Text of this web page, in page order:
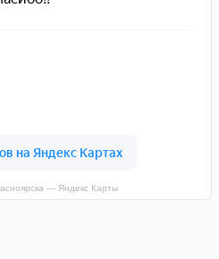
— Яндекс Карты